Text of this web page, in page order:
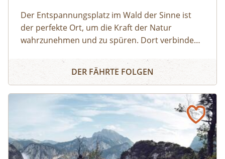
Der Entspannungsplatz im Wald der Sinne ist
der perfekte Ort, um die Kraft der Natur
wahrzunehmen und zu spüren. Dort verbinden
Trommeln, Gong, Kristallschalen und anderen
Instrumenten.
Klangmeditation - im Wald der Sinne
DER FÄHRTE FOLGEN